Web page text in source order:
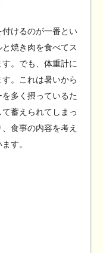
けるのが一番とい
焼き肉を食べてス
。でも、体重計に
。これは暑いから
多く摂っているた
蓄えられてしまっ
食事の内容を考え
す。